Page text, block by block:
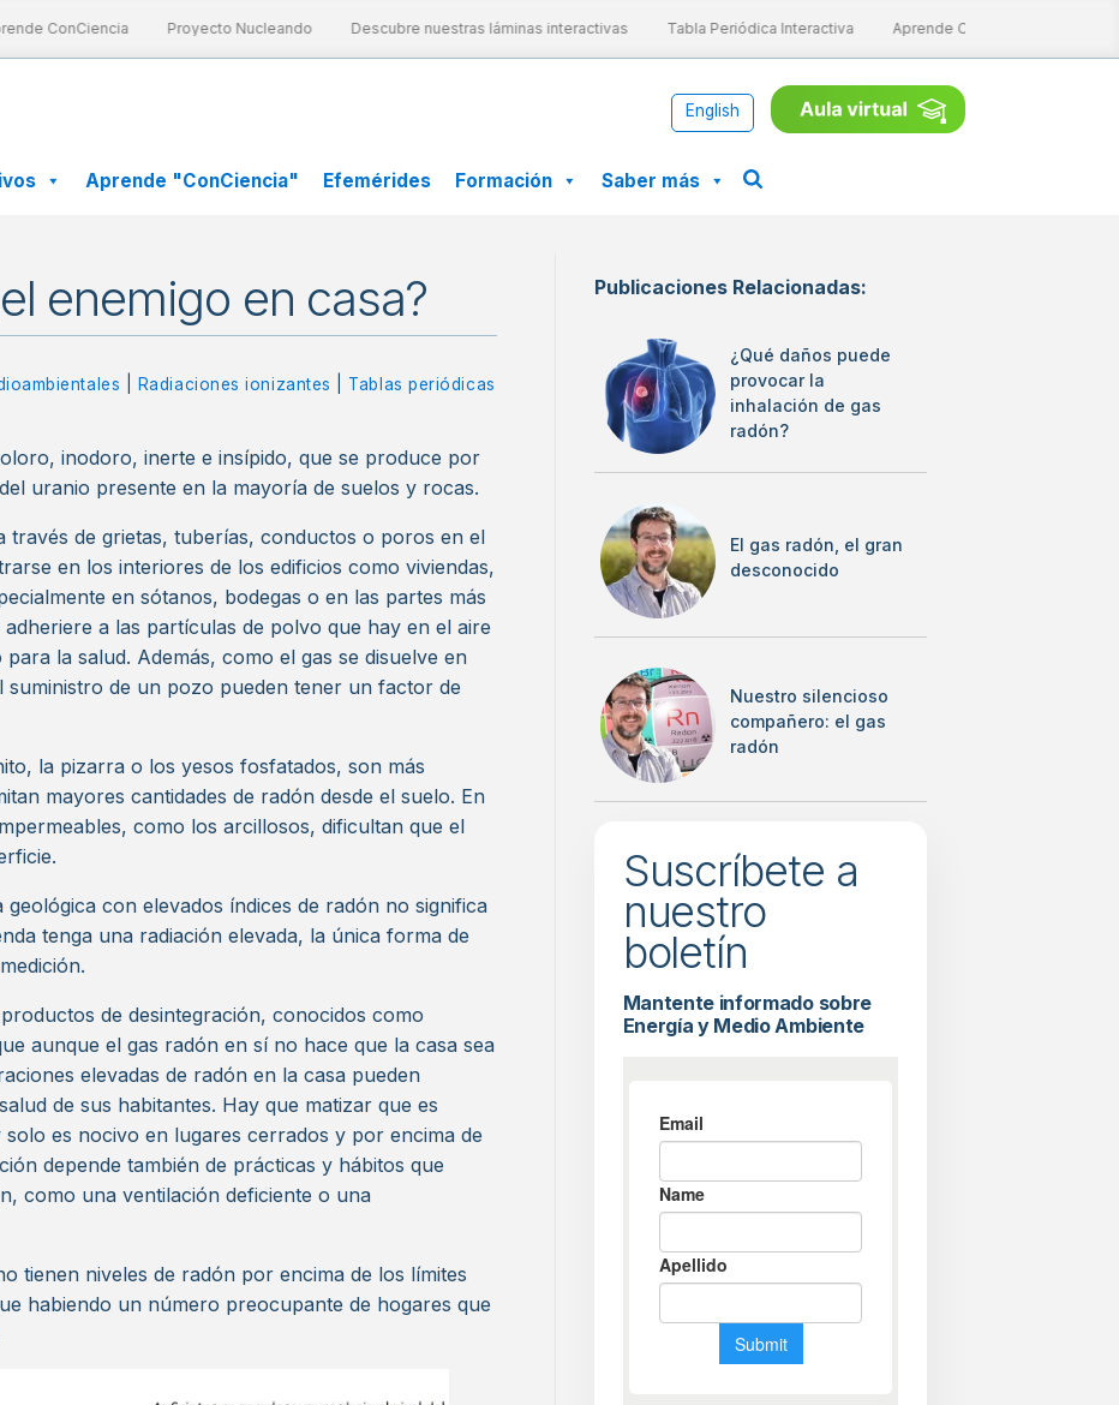
ConCiencia Proyecto Nucleando Descubre nuestras láminas interactivas Tabla Periódica Interactiva Aprende ConCiencia
English
Aprende "ConCiencia" Efemérides Formación Saber más
enemigo en casa?
Radiaciones ionizantes Tablas periódicas
inodoro, inerte e insípido, que se produce por
uranio presente en la mayoría de suelos y rocas.
través de grietas, tuberías, conductos o poros en el
en los interiores de los edificios como viviendas,
en sótanos, bodegas o en las partes más
a las partículas de polvo que hay en el aire
la salud. Además, como el gas se disuelve en
suministro de un pozo pueden tener un factor de
la pizarra o los yesos fosfatados, son más
mayores cantidades de radón desde el suelo. En
como los arcillosos, dificultan que el
con elevados índices de radón no significa
tenga una radiación elevada, la única forma de
de desintegración, conocidos como
aunque el gas radón en sí no hace que la casa sea
elevadas de radón en la casa pueden
de sus habitantes. Hay que matizar que es
es nocivo en lugares cerrados y por encima de
depende también de prácticas y hábitos que
como una ventilación deficiente o una
tienen niveles de radón por encima de los límites
habiendo un número preocupante de hogares que
Publicaciones Relacionadas:
¿Qué daños puede
provocar la
inhalación de gas
radón?
El gas radón, el gran
desconocido
Nuestro silencioso
compañero: el gas
radón
Suscríbete a
nuestro
boletín
Mantente informado sobre
Energía y Medio Ambiente